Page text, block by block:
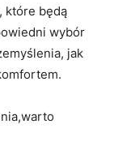
które będą
wybór
jak